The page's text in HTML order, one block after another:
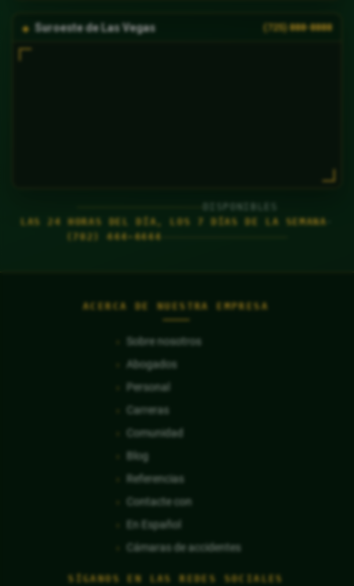
Suroeste de Las Vegas (725) 888-8888
LAS 24 HORAS DEL DÍA, LOS 7 DÍAS DE LA SEMANA
(702) 444-4444
ACERCA DE NUESTRA EMPRESA
Sobre nosotros
Abogados
Personal
Carreras
Comunidad
Blog
Referencias
Contacte con
En Español
Cámaras de accidentes
SÍGANOS EN LAS REDES SOCIALES